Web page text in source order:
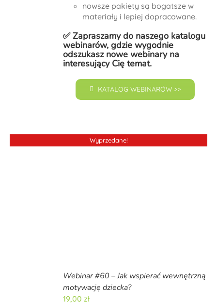
nowsze pakiety są bogatsze w
materiały i lepiej dopracowane.
✅ Zapraszamy do naszego katalogu
webinarów, gdzie wygodnie
odszukasz nowe webinary na
interesujący Cię temat.
KATALOG WEBINARÓW >>
Wyprzedane!
Webinar #60 – Jak wspierać wewnętrzną
motywację dziecka?
19,00 zł